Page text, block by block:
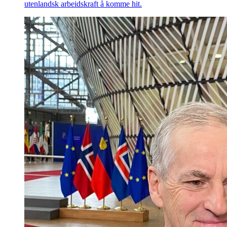
utenlandsk arbeidskraft å komme hit.